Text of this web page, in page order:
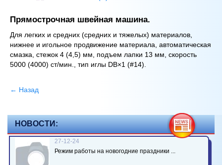
НОВОСТИ:
27-12-24
Режим работы на новогодние праздники ...
Прямострочная швейная машина.
Для легких и средних (средних и тяжелых) материалов,
нижнее и игольное продвижение материала, автоматическая
смазка, стежок 4 (4,5) мм, подъем лапки 13 мм, скорость
5000 (4000) ст/мин., тип иглы DB×1 (#14).
← Назад